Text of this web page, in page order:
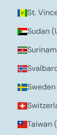
St.
Sudan
Sweden
Taiwan